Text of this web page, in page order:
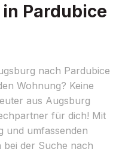
Pardubice
nach Pardubice
Wohnung? Keine
aus Augsburg
für dich! Mit
und umfassenden
der Suche nach